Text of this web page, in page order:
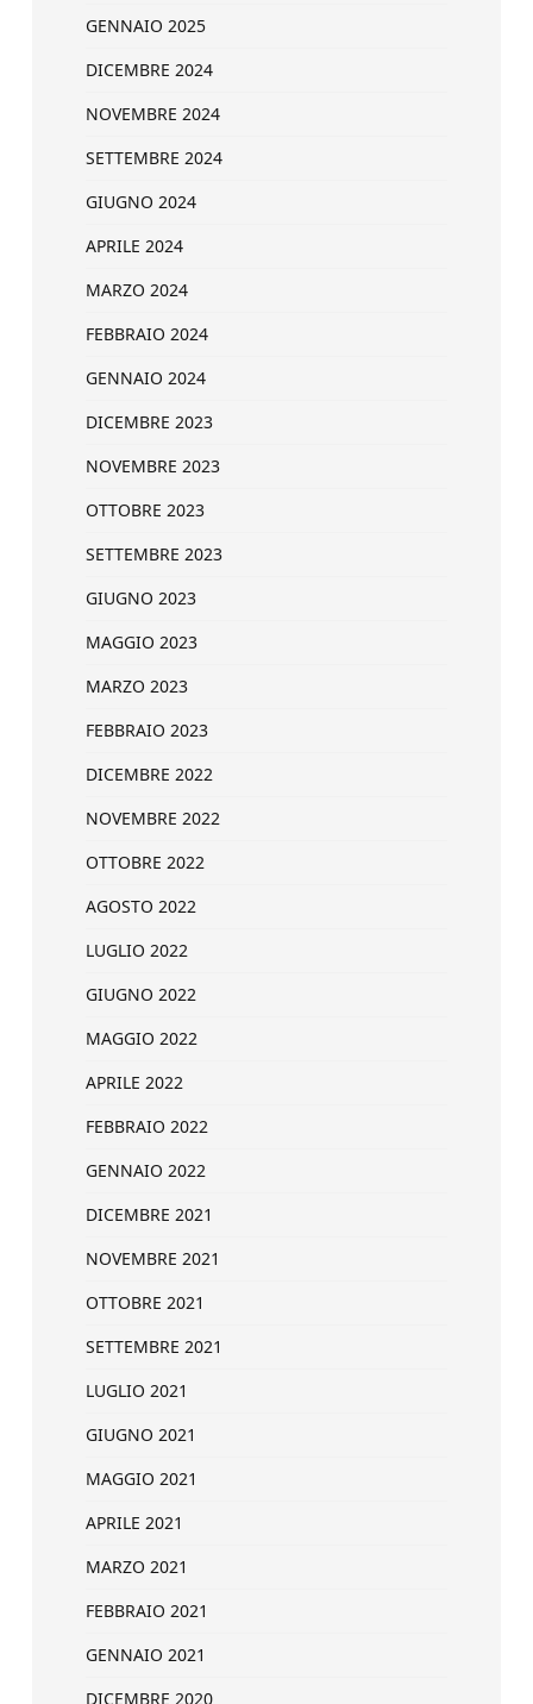
GENNAIO 2025
DICEMBRE 2024
NOVEMBRE 2024
SETTEMBRE 2024
GIUGNO 2024
APRILE 2024
MARZO 2024
FEBBRAIO 2024
GENNAIO 2024
DICEMBRE 2023
NOVEMBRE 2023
OTTOBRE 2023
SETTEMBRE 2023
GIUGNO 2023
MAGGIO 2023
MARZO 2023
FEBBRAIO 2023
DICEMBRE 2022
NOVEMBRE 2022
OTTOBRE 2022
AGOSTO 2022
LUGLIO 2022
GIUGNO 2022
MAGGIO 2022
APRILE 2022
FEBBRAIO 2022
GENNAIO 2022
DICEMBRE 2021
NOVEMBRE 2021
OTTOBRE 2021
SETTEMBRE 2021
LUGLIO 2021
GIUGNO 2021
MAGGIO 2021
APRILE 2021
MARZO 2021
FEBBRAIO 2021
GENNAIO 2021
DICEMBRE 2020